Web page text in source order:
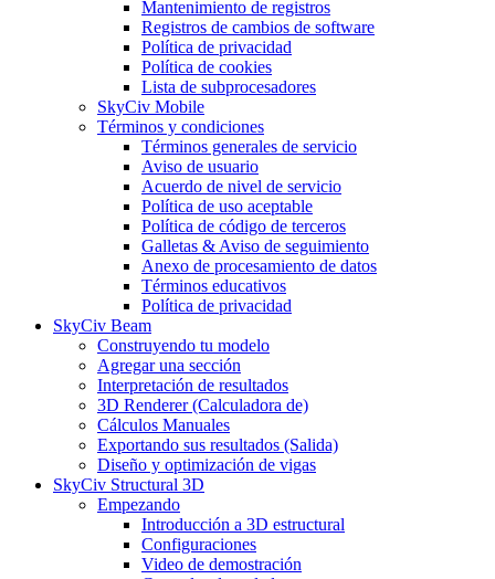
Mantenimiento de registros
Registros de cambios de software
Política de privacidad
Política de cookies
Lista de subprocesadores
SkyCiv Mobile
Términos y condiciones
Términos generales de servicio
Aviso de usuario
Acuerdo de nivel de servicio
Política de uso aceptable
Política de código de terceros
Galletas & Aviso de seguimiento
Anexo de procesamiento de datos
Términos educativos
Política de privacidad
SkyCiv Beam
Construyendo tu modelo
Agregar una sección
Interpretación de resultados
3D Renderer (Calculadora de)
Cálculos Manuales
Exportando sus resultados (Salida)
Diseño y optimización de vigas
SkyCiv Structural 3D
Empezando
Introducción a 3D estructural
Configuraciones
Video de demostración